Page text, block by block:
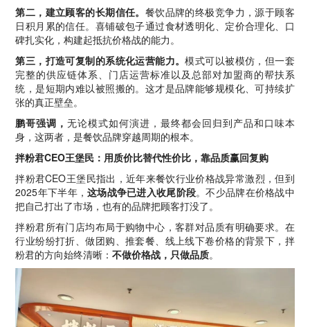
第二，建立顾客的长期信任。 餐饮品牌的终极竞争力，源于顾客
日积月累的信任。喜铺破包子通过食材透明化、定价合理化、口
碑扎实化，构建起抵抗价格战的能力。
第三，打造可复制的系统化运营能力。模式可以被模仿，但一套
完整的供应链体系、门店运营标准以及总部对加盟商的帮扶系
统，是短期内难以被照搬的。这才是品牌能够规模化、可持续扩
张的真正壁垒。
鹏哥强调，无论模式如何演进，最终都会回归到产品和口味本
身，这两者，是餐饮品牌穿越周期的根本。
拌粉君CEO王堡民：用质价比替代性价比，靠品质赢回复购
拌粉君CEO王堡民指出，近年来餐饮行业价格战异常激烈，但到
2025年下半年，这场战争已进入收尾阶段。不少品牌在价格战中
把自己打出了市场，也有的品牌把顾客打没了。
拌粉君所有门店均布局于购物中心，客群对品质有明确要求。在
行业纷纷打折、做团购、推套餐、线上线下卷价格的背景下，拌
粉君的方向始终清晰：不做价格战，只做品质。